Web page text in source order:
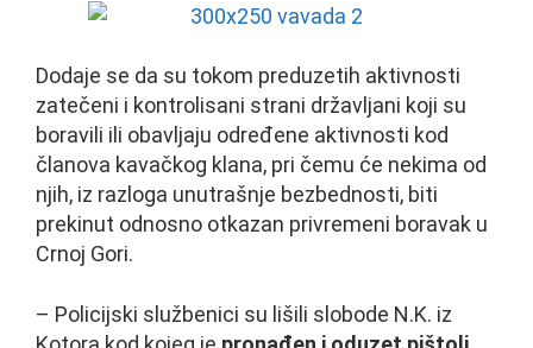
Dodaje se da su tokom preduzetih aktivnosti
zatečeni i kontrolisani strani državljani koji su
boravili ili obavljaju određene aktivnosti kod
članova kavačkog klana, pri čemu će nekima od
njih, iz razloga unutrašnje bezbednosti, biti
prekinut odnosno otkazan privremeni boravak u
Crnoj Gori.
– Policijski službenici su lišili slobode N.K. iz